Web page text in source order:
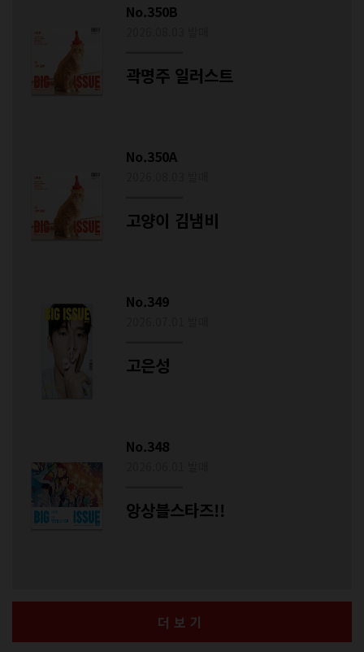
No.350B
곽명주 일러스트
No.350A
고양이 김냄비
No.349
고은성
No.348
앙상블스타즈!!
더보기